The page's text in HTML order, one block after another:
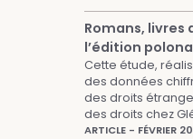
Romans, livres
l’édition
Cette étude,
des données
des droits
des droits chez
ARTICLE - FÉVRIER